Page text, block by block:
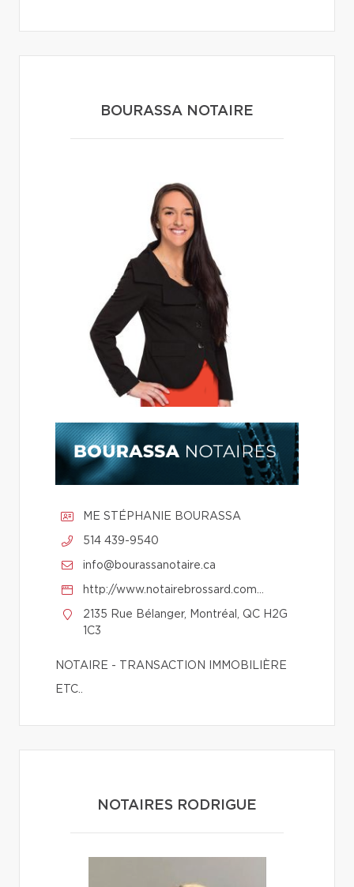
BOURASSA NOTAIRE
ME STÉPHANIE BOURASSA
514 439-9540
info@bourassanotaire.ca
http://www.notairebrossard.com/me-stephanie-bourassa/
2135 Rue Bélanger, Montréal, QC H2G
1C3
NOTAIRE - TRANSACTION IMMOBILIÈRE
ETC..
NOTAIRES RODRIGUE